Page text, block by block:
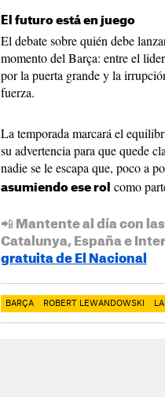
El futuro está en juego
El debate sobre quién debe
momento del Barça: entre el
por la puerta grande y la
fuerza.
La temporada marcará el
su advertencia para que quede
nadie se le escapa que, poco a
asumiendo ese rol como
📲 Mantente al día con
Catalunya, España e
gratuita de El Nacional
BARÇA ROBERT LEWANDOWSKI